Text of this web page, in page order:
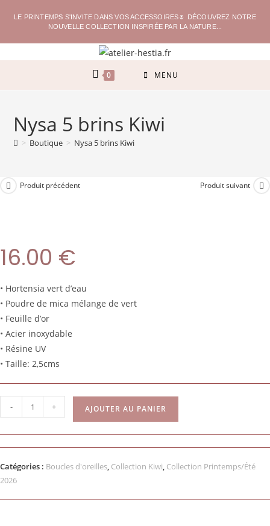
LE PRINTEMPS S'INVITE DANS VOS ACCESSOIRES🌷 DÉCOUVREZ NOTRE
NOUVELLE COLLECTION INSPIRÉE PAR LA NATURE...
0 MENU
Nysa 5 brins Kiwi
> Boutique > Nysa 5 brins Kiwi
Produit précédent Produit suivant
16.00 €
• Hortensia vert d’eau
• Poudre de mica mélange de vert
• Feuille d’or
• Acier inoxydable
• Résine UV
• Taille: 2,5cms
- + AJOUTER AU PANIER
Catégories : Boucles d'oreilles, Collection Kiwi, Collection Printemps/Été
2026